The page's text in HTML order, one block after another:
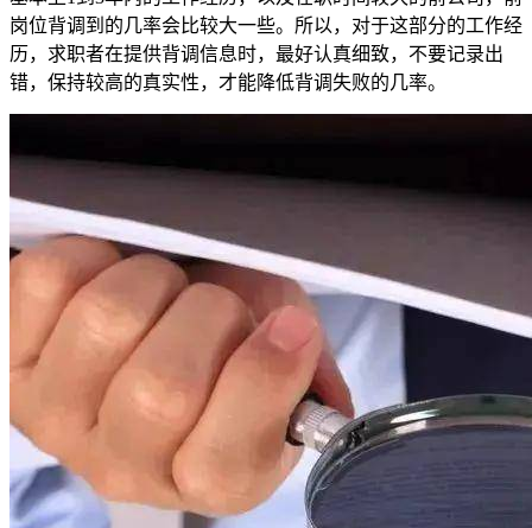
岗位背调到的几率会比较大一些。所以，对于这部分的工作经
历，求职者在提供背调信息时，最好认真细致，不要记录出
错，保持较高的真实性，才能降低背调失败的几率。